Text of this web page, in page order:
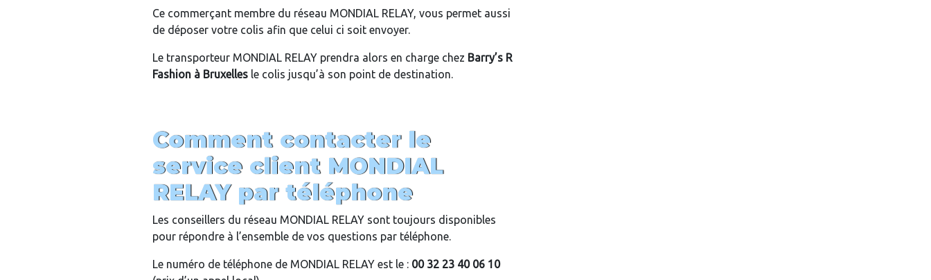
Ce commerçant membre du réseau MONDIAL RELAY, vous permet aussi
de déposer votre colis afin que celui ci soit envoyer.
Le transporteur MONDIAL RELAY prendra alors en charge chez Barry’s R
Fashion à Bruxelles le colis jusqu’à son point de destination.
Comment contacter le
service client MONDIAL
RELAY par téléphone
Les conseillers du réseau MONDIAL RELAY sont toujours disponibles
pour répondre à l’ensemble de vos questions par téléphone.
Le numéro de téléphone de MONDIAL RELAY est le : 00 32 23 40 06 10